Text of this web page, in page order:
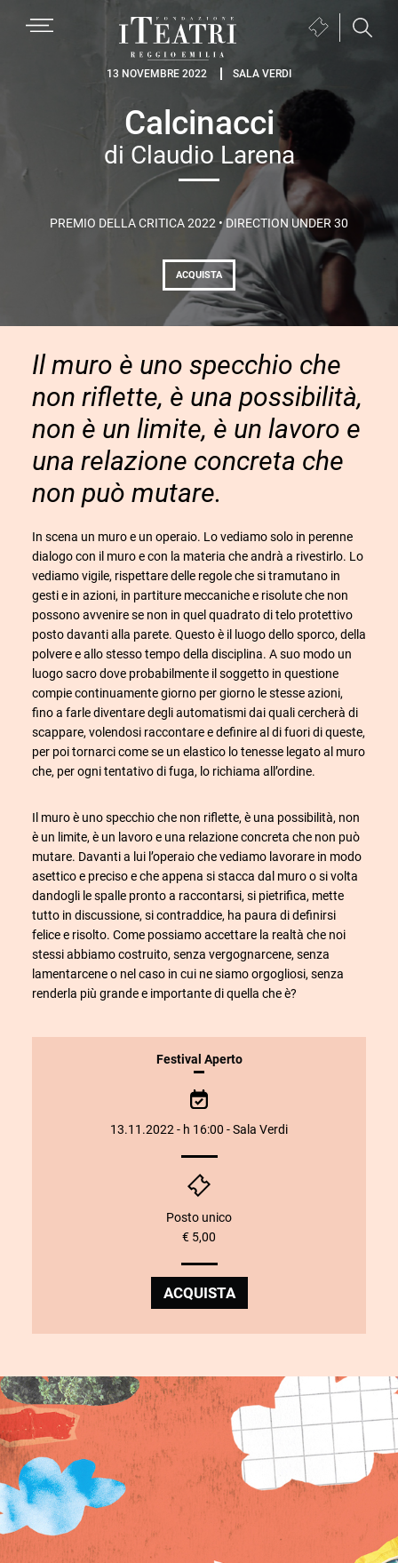
Fondazione
Teatri
Reggio
Emilia
Biglietteria
in
una
nuova
finestra)
13 NOVEMBRE 2022 SALA VERDI
Calcinacci
di Claudio Larena
PREMIO DELLA CRITICA 2022 • DIRECTION UNDER 30
ACQUISTA
Il muro è uno specchio che
non riflette, è una possibilità,
non è un limite, è un lavoro e
una relazione concreta che
non può mutare.
In scena un muro e un operaio. Lo vediamo solo in perenne
dialogo con il muro e con la materia che andrà a rivestirlo. Lo
vediamo vigile, rispettare delle regole che si tramutano in
gesti e in azioni, in partiture meccaniche e risolute che non
possono avvenire se non in quel quadrato di telo protettivo
posto davanti alla parete. Questo è il luogo dello sporco, della
polvere e allo stesso tempo della disciplina. A suo modo un
luogo sacro dove probabilmente il soggetto in questione
compie continuamente giorno per giorno le stesse azioni,
fino a farle diventare degli automatismi dai quali cercherà di
scappare, volendosi raccontare e definire al di fuori di queste,
per poi tornarci come se un elastico lo tenesse legato al muro
che, per ogni tentativo di fuga, lo richiama all’ordine.
Il muro è uno specchio che non riflette, è una possibilità, non
è un limite, è un lavoro e una relazione concreta che non può
mutare. Davanti a lui l’operaio che vediamo lavorare in modo
asettico e preciso e che appena si stacca dal muro o si volta
dandogli le spalle pronto a raccontarsi, si pietrifica, mette
tutto in discussione, si contraddice, ha paura di definirsi
felice e risolto. Come possiamo accettare la realtà che noi
stessi abbiamo costruito, senza vergognarcene, senza
lamentarcene o nel caso in cui ne siamo orgogliosi, senza
renderla più grande e importante di quella che è?
INFORMAZIONIFestival Aperto
13.11.2022 - h 16:00 - Sala Verdi
Posto unico
€ 5,00
ACQUISTA